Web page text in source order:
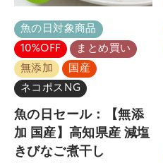
魚の日対象商品
10%OFF
まとめ買い
無添加
国産
ネコポスNG
魚の日セール：【無添
加 国産】高知県産 減塩
きびなご煮干し